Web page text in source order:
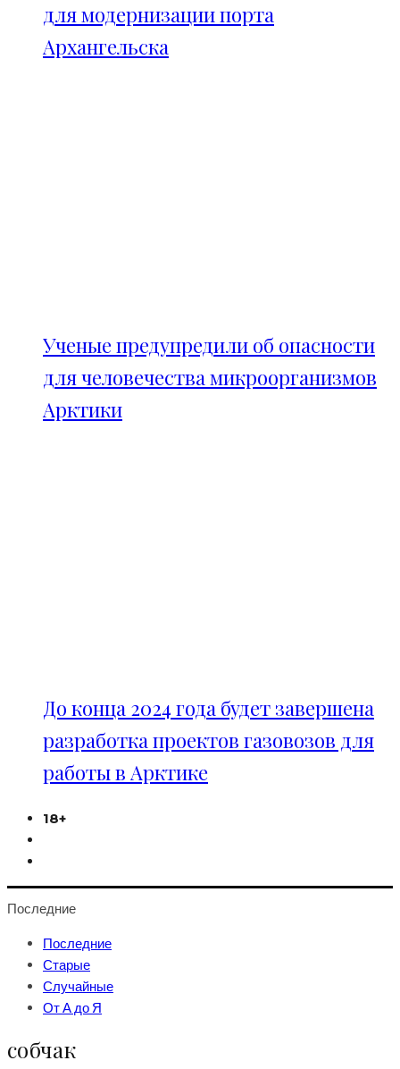
для модернизации порта
Архангельска
Ученые предупредили об опасности
для человечества микроорганизмов
Арктики
До конца 2024 года будет завершена
разработка проектов газовозов для
работы в Арктике
18+
Последние
Последние
Старые
Случайные
От А до Я
собчак